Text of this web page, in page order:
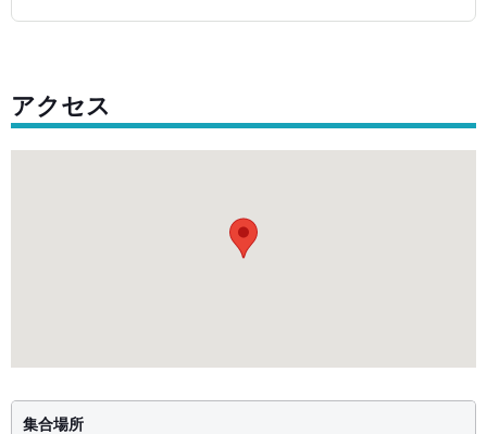
アクセス
集合場所